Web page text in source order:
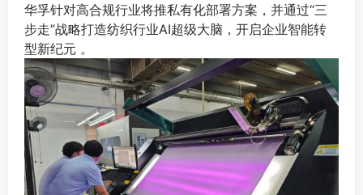
华孚针对高合规行业将推私有化部署方案，并通过“三
步走”战略打造纺织行业AI超级大脑，开启企业智能转
型新纪元 。